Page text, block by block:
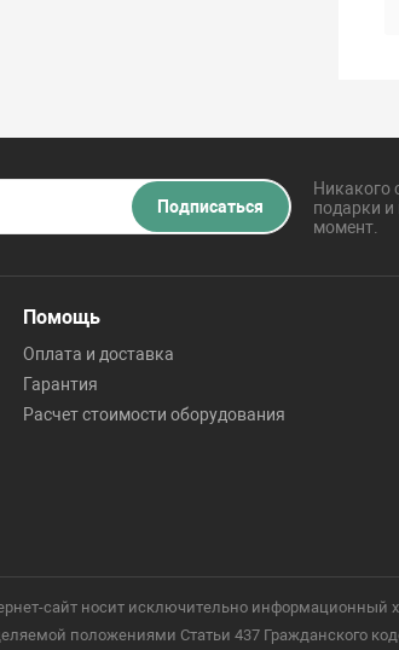
Подписаться
Никакого
подарки
момент.
Помощь
Оплата и доставка
Гарантия
Расчет стоимости оборудования
сайт носит исключительно информационный
положениями Статьи 437 Гражданского